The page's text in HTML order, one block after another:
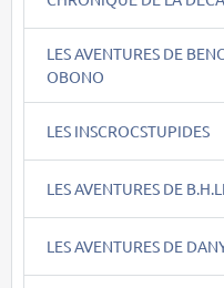
LES AVENTURES DE
OBONO
LES INSCROCSTUPIDES
LES AVENTURES DE
LES AVENTURES DE